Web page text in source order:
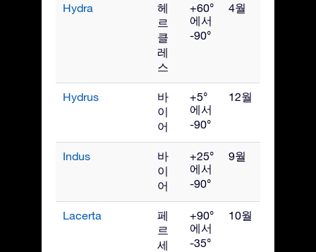
Hydra
헤
르
클
레
스
+60°
에서
-90°
4월
Hydrus
바
이
어
+5°
에서
-90°
12월
Indus
바
이
어
+25°
에서
-90°
9월
Lacerta
페
르
세
+90°
에서
-35°
10월